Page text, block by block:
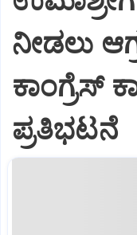
ನೀಡಲು
ಕಾಂಗ್ರೆಸ್
ಪ್ರತಿಭಟನೆ